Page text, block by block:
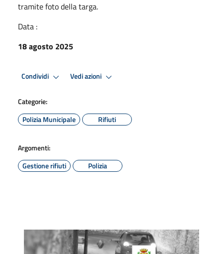
tramite foto della targa.
Data :
18 agosto 2025
Condividi Vedi azioni
Categorie:
Polizia Municipale
Rifiuti
Argomenti:
Gestione rifiuti
Polizia